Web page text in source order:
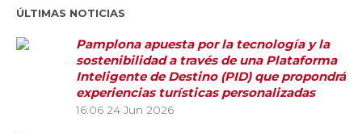
ÚLTIMAS NOTICIAS
Pamplona apuesta por la tecnología y la
sostenibilidad a través de una Plataforma
Inteligente de Destino (PID) que propondrá
experiencias turísticas personalizadas
16:06 24 Jun 2026